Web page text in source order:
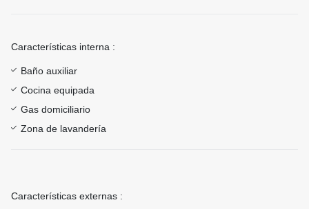
Características interna :
Baño auxiliar
Cocina equipada
Gas domiciliario
Zona de lavandería
Características externas :